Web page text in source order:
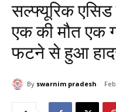
सल्फ्यूरिक
एक की मौत एक
फटने से हुआ
By swarnim pradesh